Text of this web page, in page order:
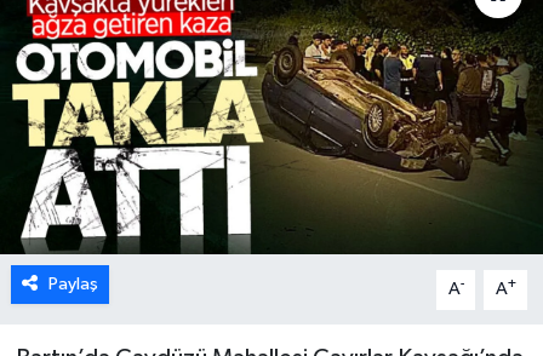
Paylaş A- A+
Karabük
Spor
Ulusal